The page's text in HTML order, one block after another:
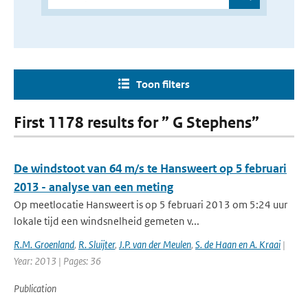
Toon filters
First 1178 results for ” G Stephens”
De windstoot van 64 m/s te Hansweert op 5 februari
2013 - analyse van een meting
Op meetlocatie Hansweert is op 5 februari 2013 om 5:24 uur
lokale tijd een windsnelheid gemeten v...
R.M. Groenland, R. Sluijter, J.P. van der Meulen, S. de Haan en A. Kraai |
Year: 2013 | Pages: 36
Publication